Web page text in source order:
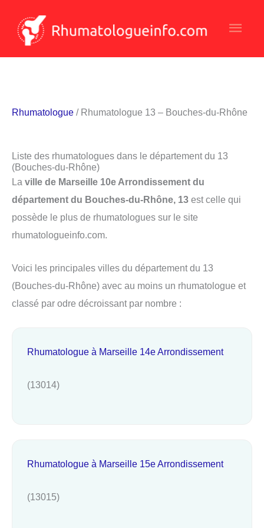
contenu
Rhumatologue / Rhumatologue 13 – Bouches-du-Rhône
Liste des rhumatologues dans le département du 13
(Bouches-du-Rhône)
La ville de Marseille 10e Arrondissement du
département du Bouches-du-Rhône, 13 est celle qui
possède le plus de rhumatologues sur le site
rhumatologueinfo.com.
Voici les principales villes du département du 13
(Bouches-du-Rhône) avec au moins un rhumatologue et
classé par odre décroissant par nombre :
Rhumatologue à Marseille 14e Arrondissement
(13014)
Rhumatologue à Marseille 15e Arrondissement
(13015)